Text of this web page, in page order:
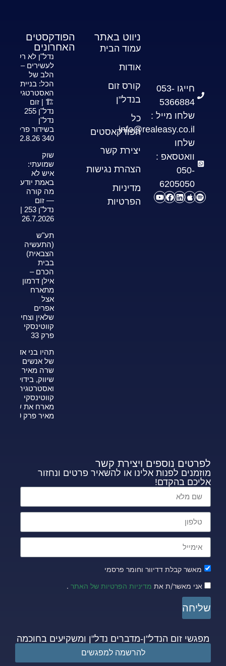
חייגו 053-
5366884
שלחו מייל :
info@realeasy.co.il
שלחו
וואטסאפ :
050-
6205050
ניווט באתר
עמוד הבית
אודות
קורס זום
בנדל"ן
כל
הפודקאסטים
יצירת קשר
הצהרת נגישות
מדיניות
הפרטיות
הפודקסטים
האחרונים
נדל"ן לא רק
לעשירים –
הלב של
הכל: בניית
האסטרטגיה
🏗️ | זום
נדל"ן 255
נדל"ן
בשידור פרק
340 2.8.26
שוק
שמועתי:
איש לא
באמת יודע
מה קורה
— זום
נדל"ן 253 |
26.7.2026
תע"ש
(התעשיה
הצבאית)
בבית
הכרם –
אילן דרמון
מתארח
אצל
אפרים
שלאין וצחי
קווטינסקי
פרק 33
תהיו בני אדם
של אנשים —
שרה מאיר על
שיווק, בידול
ואסטרטגיה-צחי
קווטינסקי
מארח את שרה
מאיר פרק 339
לפרטים נוספים ויצירת קשר
מוזמנים לפנות אלינו או להשאיר פרטים ונחזור
אליכם בהקדם!
מאשר קבלת דדיוור וחומר פרסמי
אני מאשר/ת את מדיניות הפרטיות של האתר .
שליחה
מפגשי זום הנדל"ן-מדברים נדל"ן ומשקיעים בחוכמה
להרשמה למפגשים